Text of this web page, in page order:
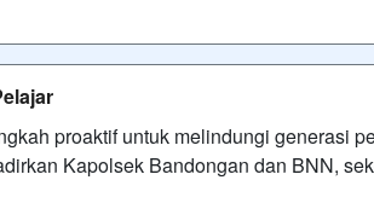
proaktif untuk melindungi generasi
Kapolsek Bandongan dan BNN,